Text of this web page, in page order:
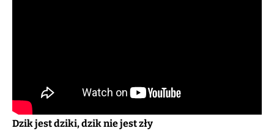
Dzik jest dziki, dzik nie jest zły